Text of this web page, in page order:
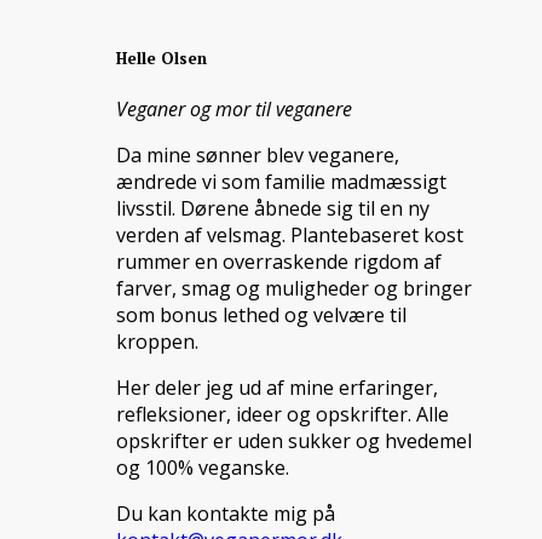
Helle Olsen
Veganer og mor til veganere
Da mine sønner blev veganere,
ændrede vi som familie madmæssigt
livsstil. Dørene åbnede sig til en ny
verden af velsmag. Plantebaseret kost
rummer en overraskende rigdom af
farver, smag og muligheder og bringer
som bonus lethed og velvære til
kroppen.
Her deler jeg ud af mine erfaringer,
refleksioner, ideer og opskrifter. Alle
opskrifter er uden sukker og hvedemel
og 100% veganske.
Du kan kontakte mig på